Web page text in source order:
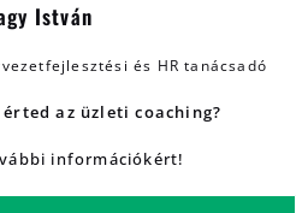
István
és HR tanácsadó
az üzleti coaching?
információkért!